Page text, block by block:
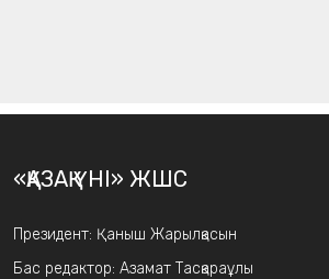
«ҚАЗАҚ ҮНІ» ЖШС
Президент: Қаныш Жарылқасын
Бас редактор: Азамат Тасқараұлы